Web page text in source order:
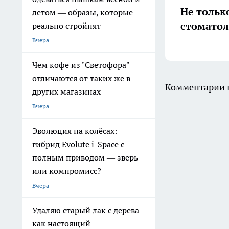
летом — образы, которые
реально стройнят
Вчера
Чем кофе из "Светофора"
отличаются от таких же в
других магазинах
Вчера
Эволюция на колёсах:
гибрид Evolute i-Space с
полным приводом — зверь
или компромисс?
Вчера
Удаляю старый лак с дерева
как настоящий
Не
Комментарии